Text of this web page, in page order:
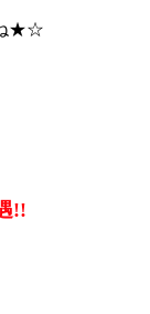
ね★☆
!!